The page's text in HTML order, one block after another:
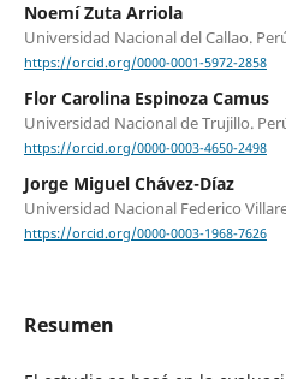
Noemí Zuta Arriola
Universidad Nacional del Callao.
https://orcid.org/0000-0001-5972-2858
Flor Carolina Espinoza Camus
Universidad Nacional de Trujillo.
https://orcid.org/0000-0003-4650-2498
Jorge Miguel Chávez-Díaz
Universidad Nacional Federico
https://orcid.org/0000-0003-1968-7626
Resumen